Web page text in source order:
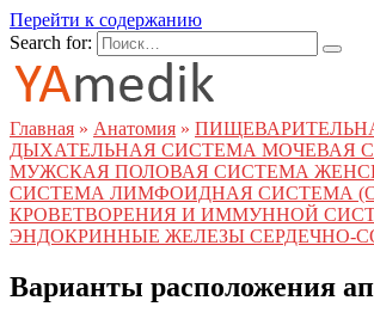
Перейти к содержанию
Search for:
Главная » Анатомия »
ДЫХАТЕЛЬНАЯ СИСТЕМА МОЧЕВАЯ
МУЖСКАЯ ПОЛОВАЯ СИСТЕМА
СИСТЕМА ЛИМФОИДНАЯ СИСТЕМА
КРОВЕТВОРЕНИЯ И ИММУННОЙ
ЭНДОКРИННЫЕ ЖЕЛЕЗЫ СЕРДЕЧНО-
Варианты расположения